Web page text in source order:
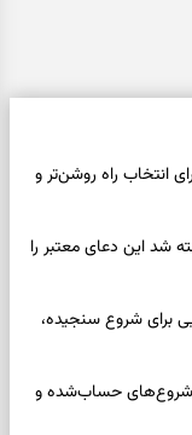
۱۷ مرداد ۱۴۰۵ | روزی برای انتخاب راه روشن‌تر و
شد این دعای معتبر را
۱۷ مرداد ۱۴۰۵ | پیام‌هایی برای شروع سنجیده،
مرداد ۱۴۰۵ | روزی برای شروع‌های حساب‌شده و